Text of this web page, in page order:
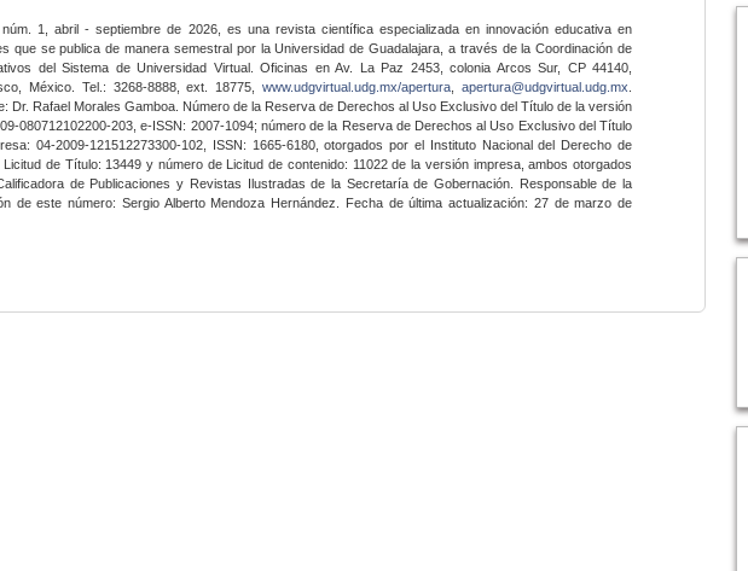
1, abril - septiembre de 2026, es una revista científica especializada en innovación educativa en
que se publica de manera semestral por la Universidad de Guadalajara, a través de la Coordinación de
del Sistema de Universidad Virtual. Oficinas en Av. La Paz 2453, colonia Arcos Sur, CP 44140,
México. Tel.: 3268-8888, ext. 18775,www.udgvirtual.udg.mx/apertura apertura@udgvirtual.udg.mx
Dr. Rafael Morales Gamboa. Número de la Reserva de Derechos al Uso Exclusivo del Título de la versión
080712102200-203, e-ISSN: 2007-1094; número de la Reserva de Derechos al Uso Exclusivo del Título
04-2009-121512273300-102, ISSN: 1665-6180, otorgados por el Instituto Nacional del Derecho de
de Título: 13449 y número de Licitud de contenido: 11022 de la versión impresa, ambos otorgados
de Publicaciones y Revistas Ilustradas de la Secretaría de Gobernación. Responsable de la
de este número: Sergio Alberto Mendoza Hernández. Fecha de última actualización: 27 de marzo de